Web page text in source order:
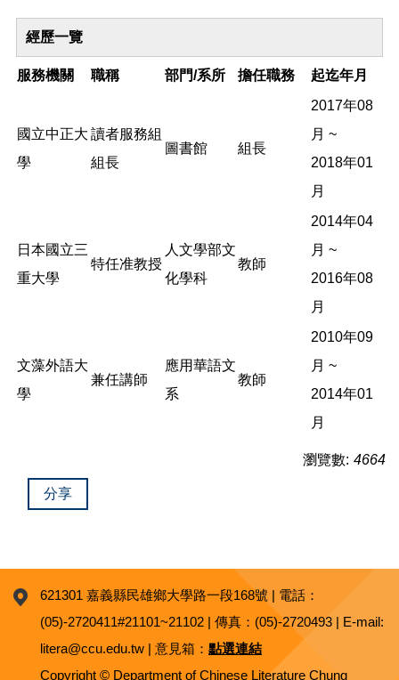
經歷一覽
服務機關 職稱 部門/系所 擔任職務 起迄年月
國立中正大
學
讀者服務組
組長
圖書館 組長
2017年08
月 ~
2018年01
月
日本國立三
重大學
特任准教授
人文學部文
化學科
教師
2014年04
月 ~
2016年08
月
文藻外語大
學
兼任講師
應用華語文
系
教師
2010年09
月 ~
2014年01
月
瀏覽數: 4664
分享
621301 嘉義縣民雄鄉大學路一段168號 | 電話：
(05)-2720411#21101~21102 | 傳真：(05)-2720493 | E-mail:
litera@ccu.edu.tw | 意見箱： 點選連結
Copyright © Department of Chinese Literature Chung